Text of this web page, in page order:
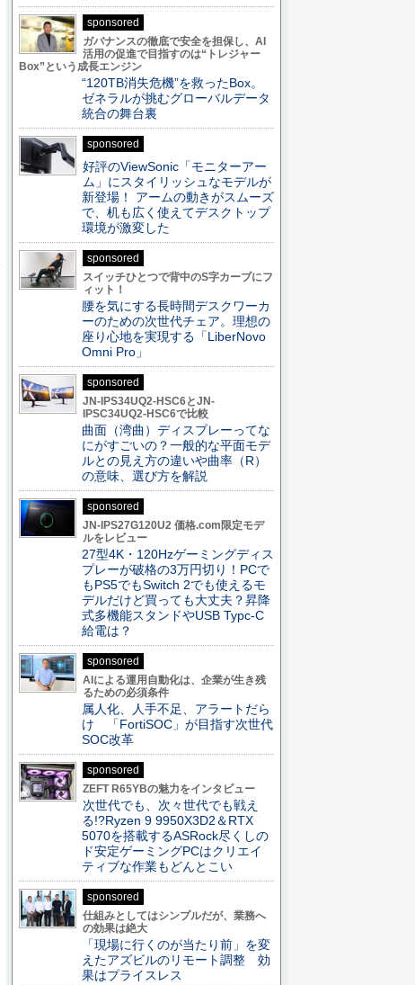
sponsored
ガバナンスの徹底で安全を担保し、AI
活用の促進で目指すのは“トレジャー
Box”という成長エンジン
“120TB消失危機”を救ったBox。
ゼネラルが挑むグローバルデータ
統合の舞台裏
sponsored
好評のViewSonic「モニターアー
ム」にスタイリッシュなモデルが
新登場！ アームの動きがスムーズ
で、机も広く使えてデスクトップ
環境が激変した
sponsored
スイッチひとつで背中のS字カーブにフ
ィット！
腰を気にする長時間デスクワーカ
ーのための次世代チェア。理想の
座り心地を実現する「LiberNovo
Omni Pro」
sponsored
JN-IPS34UQ2-HSC6とJN-
IPSC34UQ2-HSC6で比較
曲面（湾曲）ディスプレーってな
にがすごいの？一般的な平面モデ
ルとの見え方の違いや曲率（R）
の意味、選び方を解説
sponsored
JN-IPS27G120U2 価格.com限定モデ
ルをレビュー
27型4K・120Hzゲーミングディス
プレーが破格の3万円切り！PCで
もPS5でもSwitch 2でも使えるモ
デルだけど買っても大丈夫？昇降
式多機能スタンドやUSB Typc-C
給電は？
sponsored
AIによる運用自動化は、企業が生き残
るための必須条件
属人化、人手不足、アラートだら
け 「FortiSOC」が目指す次世代
SOC改革
sponsored
ZEFT R65YBの魅力をインタビュー
次世代でも、次々世代でも戦え
る!?Ryzen 9 9950X3D2＆RTX
5070を搭載するASRock尽くしの
ド安定ゲーミングPCはクリエイ
ティブな作業もどんとこい
sponsored
仕組みとしてはシンプルだが、業務へ
の効果は絶大
「現場に行くのが当たり前」を変
えたアズビルのリモート調整 効
果はプライスレス